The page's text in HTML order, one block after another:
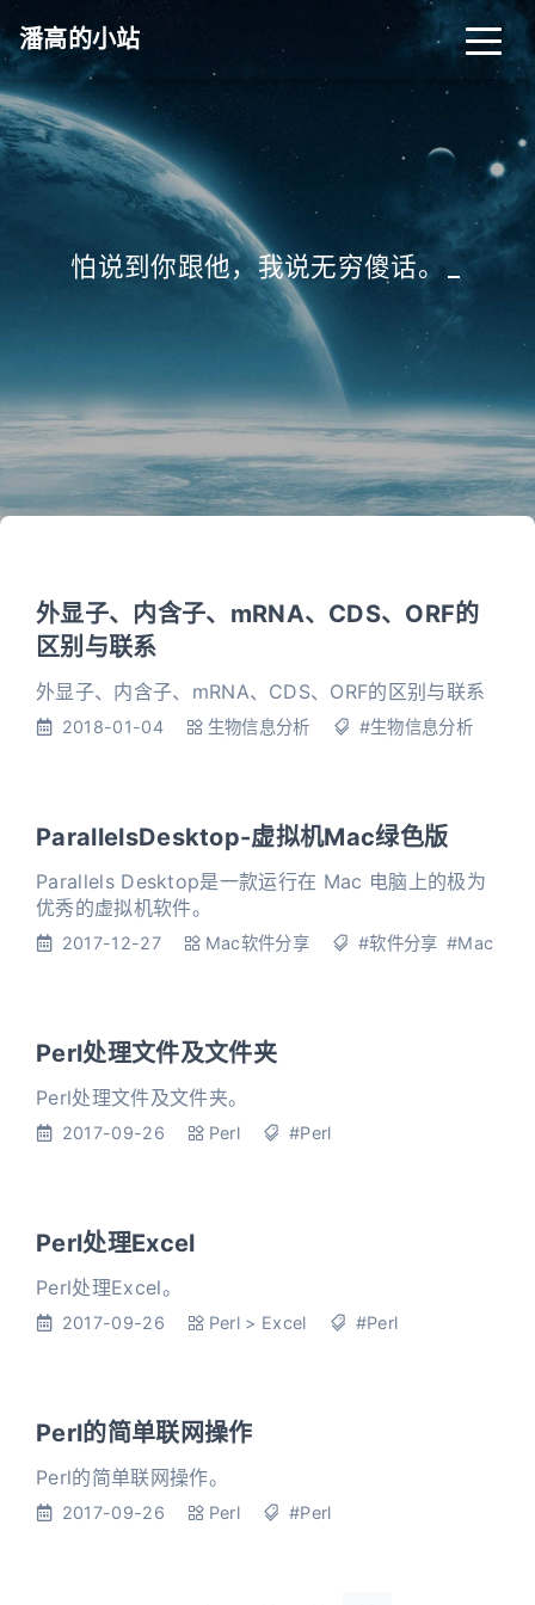
潘高的小站
怕说到你跟他，我说无穷傻话。
外显子、内含子、mRNA、CDS、ORF的
区别与联系
外显子、内含子、mRNA、CDS、ORF的区别与联系
2018-01-04 生物信息分析 #生物信息分析
ParallelsDesktop-虚拟机Mac绿色版
Parallels Desktop是一款运行在 Mac 电脑上的极为
优秀的虚拟机软件。
2017-12-27 Mac软件分享 #软件分享 #Mac
Perl处理文件及文件夹
Perl处理文件及文件夹。
2017-09-26 Perl #Perl
Perl处理Excel
Perl处理Excel。
2017-09-26 Perl > Excel #Perl
Perl的简单联网操作
Perl的简单联网操作。
2017-09-26 Perl #Perl